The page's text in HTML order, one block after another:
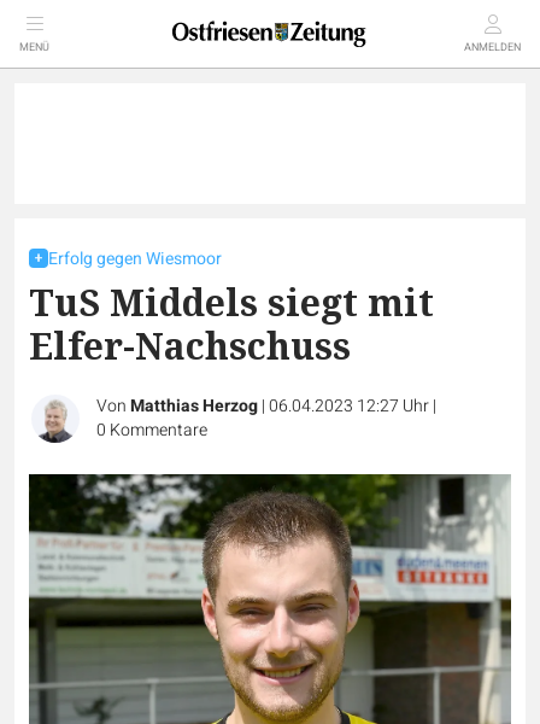
MENÜ ANMELDEN
Erfolg gegen Wiesmoor
TuS Middels siegt mit
Elfer-Nachschuss
VonMatthias Herzog|06.04.2023 12:27 Uhr|
0 Kommentare